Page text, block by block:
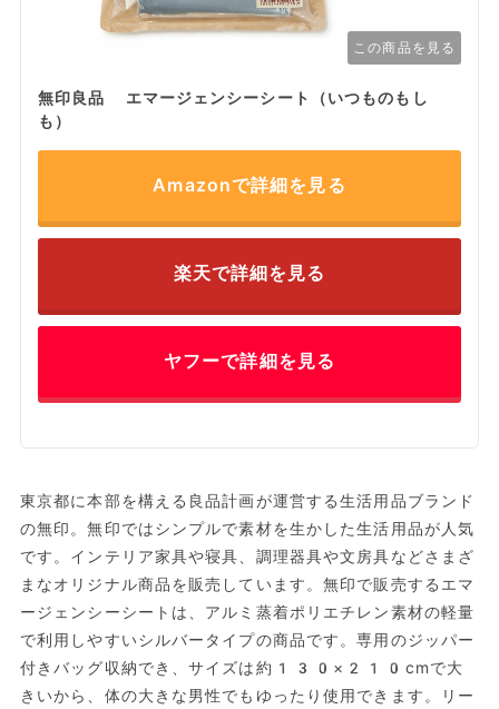
この商品を見る
無印良品 エマージェンシーシート（いつものもし
も）
Amazonで詳細を見る
楽天で詳細を見る
ヤフーで詳細を見る
東京都に本部を構える良品計画が運営する生活用品ブランド
の無印。無印ではシンプルで素材を生かした生活用品が人気
です。インテリア家具や寝具、調理器具や文房具などさまざ
まなオリジナル商品を販売しています。無印で販売するエマ
ージェンシーシートは、アルミ蒸着ポリエチレン素材の軽量
で利用しやすいシルバータイプの商品です。専用のジッパー
付きバッグ収納でき、サイズは約130×210cmで大
きいから、体の大きな男性でもゆったり使用できます。リー